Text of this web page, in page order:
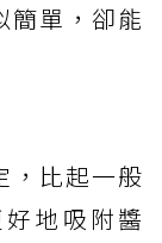
簡單，卻能
，比起一般
地吸附醬